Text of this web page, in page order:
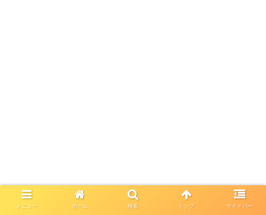
メニュー ホーム 検索 トップ サイドバー